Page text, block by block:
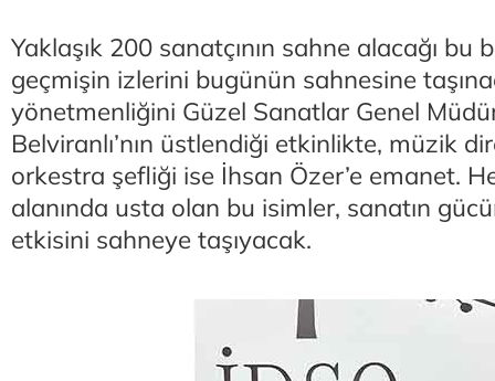
Yaklaşık 200 sanatçının sahne alacağı bu
geçmişin izlerini bugünün sahnesine
yönetmenliğini Güzel Sanatlar Genel
Belviranlı’nın üstlendiği etkinlikte, müzik
orkestra şefliği ise İhsan Özer’e emanet.
alanında usta olan bu isimler, sanatın
etkisini sahneye taşıyacak.